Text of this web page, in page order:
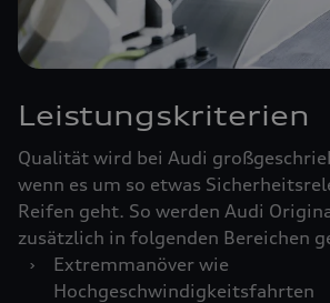
Leistungskriterien
Qualität wird bei Audi
wenn es um so etwas
Reifen geht. So werden Audi
zusätzlich in folgenden Bereichen
›
Extremmanöver wie
Hochgeschwindigkeitsfahrten